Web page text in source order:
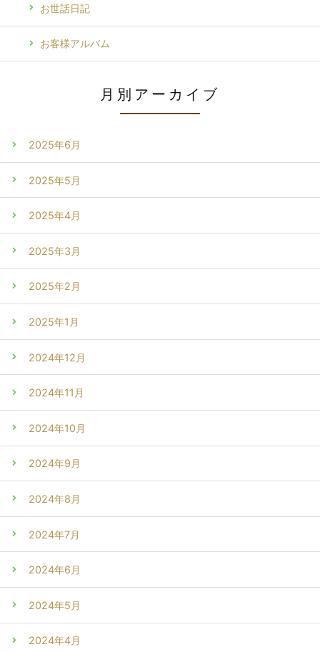
お世話日記
お客様アルバム
月別アーカイブ
2025年6月
2025年5月
2025年4月
2025年3月
2025年2月
2025年1月
2024年12月
2024年11月
2024年10月
2024年9月
2024年8月
2024年7月
2024年6月
2024年5月
2024年4月